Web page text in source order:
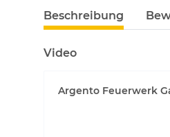
Beschreibung
Video
Argento Feuerwerk